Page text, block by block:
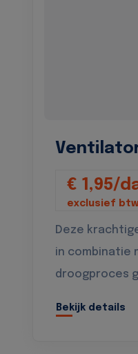
€ 1,95/
exclusief btw
Deze
in combinatie
droogproces
Bekijk details